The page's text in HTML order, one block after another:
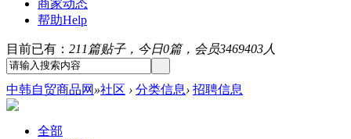
商家动态
帮助Help
目前已有： 211篇贴子，今日0篇，会员3469403人
中韩自贸商品网 »社区 › 分类信息› 招聘信息
全部